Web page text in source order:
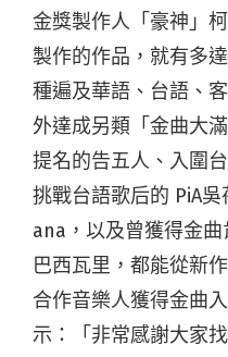
金獎製作人「豪神」
製作的作品，就有多
種遍及華語、台語、
外達成另類「金曲大
提名的告五人、入圍
挑戰台語歌后的 PiA
ana，以及曾獲得金曲
巴西瓦里，都能從新
合作音樂人獲得金曲
示：「非常感謝大家